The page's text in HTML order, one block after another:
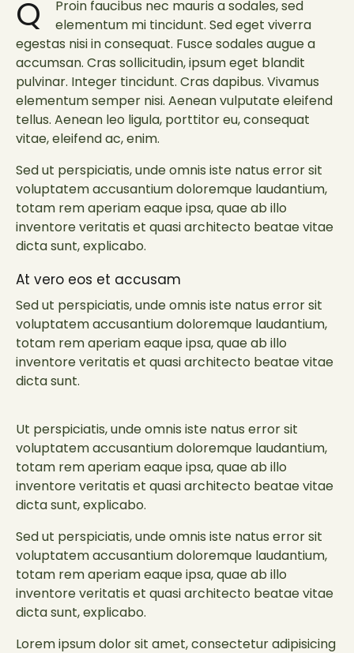
Q
Proin faucibus nec mauris a sodales, sed
elementum mi tincidunt. Sed eget viverra
egestas nisi in consequat. Fusce sodales augue a
accumsan. Cras sollicitudin, ipsum eget blandit
pulvinar. Integer tincidunt. Cras dapibus. Vivamus
elementum semper nisi. Aenean vulputate eleifend
tellus. Aenean leo ligula, porttitor eu, consequat
vitae, eleifend ac, enim.
Sed ut perspiciatis, unde omnis iste natus error sit
voluptatem accusantium doloremque laudantium,
totam rem aperiam eaque ipsa, quae ab illo
inventore veritatis et quasi architecto beatae vitae
dicta sunt, explicabo.
At vero eos et accusam
Sed ut perspiciatis, unde omnis iste natus error sit
voluptatem accusantium doloremque laudantium,
totam rem aperiam eaque ipsa, quae ab illo
inventore veritatis et quasi architecto beatae vitae
dicta sunt.
Ut perspiciatis, unde omnis iste natus error sit
voluptatem accusantium doloremque laudantium,
totam rem aperiam eaque ipsa, quae ab illo
inventore veritatis et quasi architecto beatae vitae
dicta sunt, explicabo.
Sed ut perspiciatis, unde omnis iste natus error sit
voluptatem accusantium doloremque laudantium,
totam rem aperiam eaque ipsa, quae ab illo
inventore veritatis et quasi architecto beatae vitae
dicta sunt, explicabo.
Lorem ipsum dolor sit amet, consectetur adipisicing